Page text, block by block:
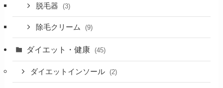
脱毛器 (3)
除毛クリーム (9)
ダイエット・健康 (45)
ダイエットインソール (2)